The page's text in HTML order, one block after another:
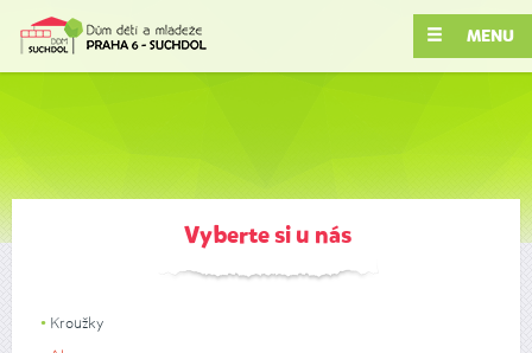
MENU
Vyberte si u nás
Kroužky